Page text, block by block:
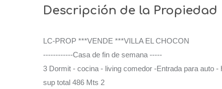
Descripción de la Propiedad
LC-PROP ***VENDE ***VILLA EL CHOCON
------------Casa de fin de semana -----
3 Dormit - cocina - living comedor -Entrada para auto -
sup total 486 Mts 2